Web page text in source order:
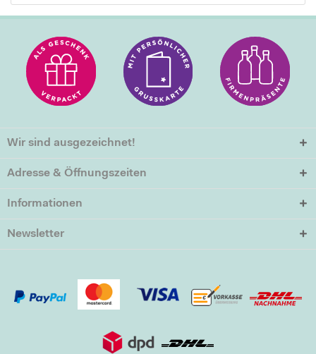
Wir sind ausgezeichnet!
Adresse & Öffnungszeiten
Informationen
Newsletter